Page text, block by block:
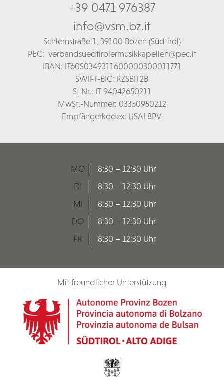
+39 0471 976387
info@vsm.bz.it
Schlernstraße 1, 39100 Bozen (Südtirol)
PEC: verbandsuedtirolermusikkapellen@pec.it
IBAN: IT60S0349311600000300011771
SWIFT-BIC: RZSBIT2B
St.Nr.: IT 94042650211
MwSt.-Nummer: 03350950212
Empfängerkodex: USAL8PV
MO
8:30 – 12:30 Uhr
DI
8:30 – 12:30 Uhr
MI
8:30 – 12:30 Uhr
DO
8:30 – 12:30 Uhr
FR
8:30 – 12:30 Uhr
Mit freundlicher Unterstützung